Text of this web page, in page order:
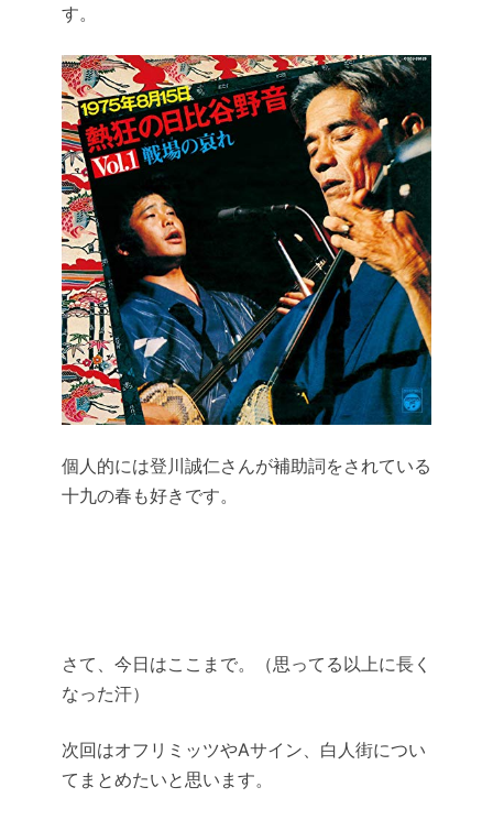
す。
個人的には登川誠仁さんが補助詞をされている
十九の春も好きです。
さて、今日はここまで。（思ってる以上に長く
なった汗）
次回はオフリミッツやAサイン、白人街につい
てまとめたいと思います。